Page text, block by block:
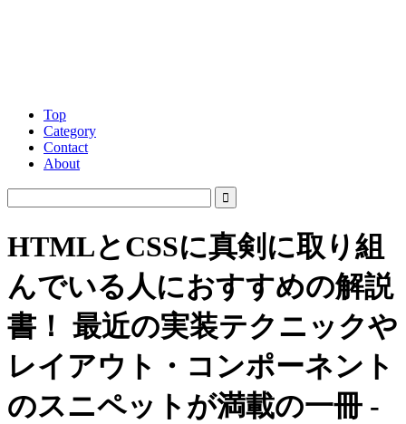
Top
Category
Contact
About
HTMLとCSSに真剣に取り組
んでいる人におすすめの解説
書！ 最近の実装テクニックや
レイアウト・コンポーネント
のスニペットが満載の一冊 -